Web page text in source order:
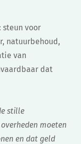
steun voor
natuurbehoud,
van
dat
stille
moeten
en dat geld